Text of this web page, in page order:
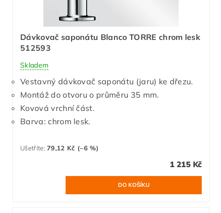
Dávkovač saponátu Blanco TORRE chrom lesk
512593
Skladem
Vestavný dávkovač saponátu (jaru) ke dřezu.
Montáž do otvoru o průměru 35 mm.
Kovová vrchní část.
Barva: chrom lesk.
Ušetříte:79,12 Kč (–6 %)
1 215 Kč